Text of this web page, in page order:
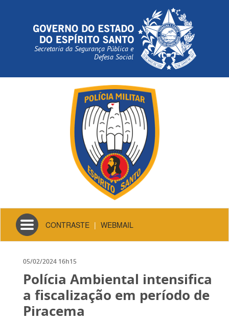
Secretaria da Segurança Pública e
Defesa Social
Toggle
navigation
CONTRASTE | WEBMAIL
05/02/2024 16h15
Polícia Ambiental intensifica
a fiscalização em período de
Piracema